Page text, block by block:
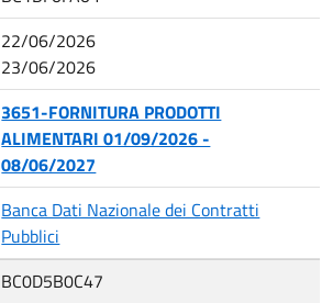
22/06/2026
23/06/2026
3651-FORNITURA PRODOTTI
ALIMENTARI 01/09/2026 -
08/06/2027
Banca Dati Nazionale dei Contratti
Pubblici
BC0D5B0C47